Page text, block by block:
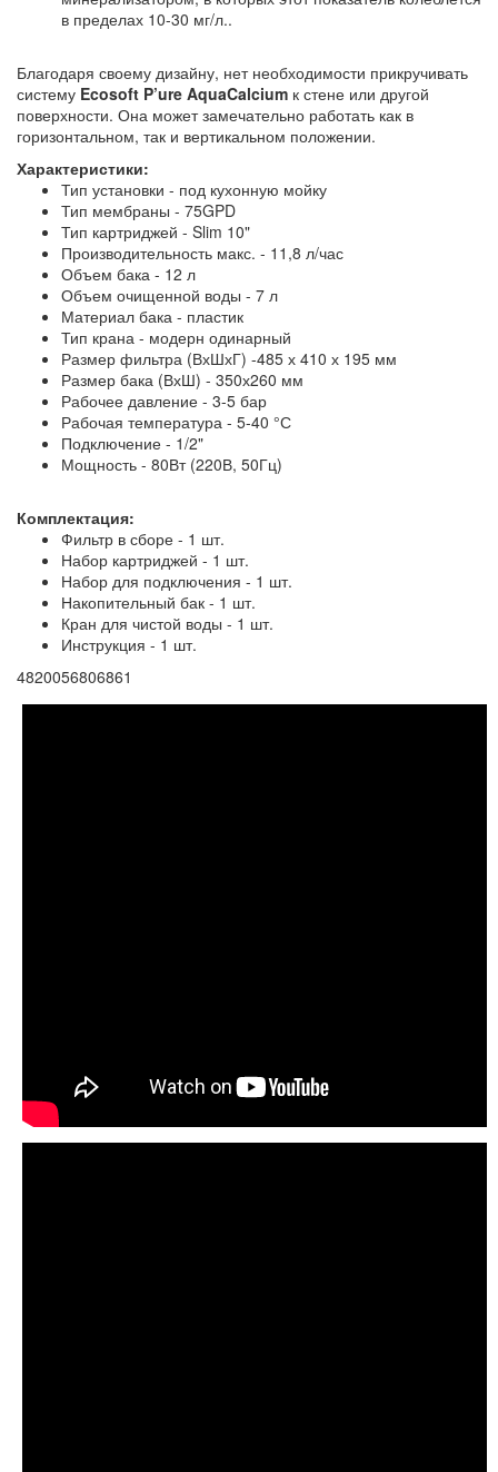
в пределах 10-30 мг/л..
Благодаря своему дизайну, нет необходимости прикручивать
систему Ecosoft P’ure AquaCalcium к стене или другой
поверхности. Она может замечательно работать как в
горизонтальном, так и вертикальном положении.
Характеристики:
Тип установки - под кухонную мойку
Тип мембраны - 75GPD
Тип картриджей - Slim 10"
Производительность макс. - 11,8 л/час
Объем бака - 12 л
Объем очищенной воды - 7 л
Материал бака - пластик
Тип крана - модерн одинарный
Размер фильтра (ВхШхГ) -485 х 410 х 195 мм
Размер бака (ВхШ) - 350х260 мм
Рабочее давление - 3-5 бар
Рабочая температура - 5-40 °С
Подключение - 1/2"
Мощность - 80Вт (220В, 50Гц)
Комплектация:
Фильтр в сборе - 1 шт.
Набор картриджей - 1 шт.
Набор для подключения - 1 шт.
Накопительный бак - 1 шт.
Кран для чистой воды - 1 шт.
Инструкция - 1 шт.
4820056806861